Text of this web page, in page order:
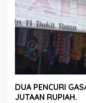
DUA PENCURI
JUTAAN RUPIAH.